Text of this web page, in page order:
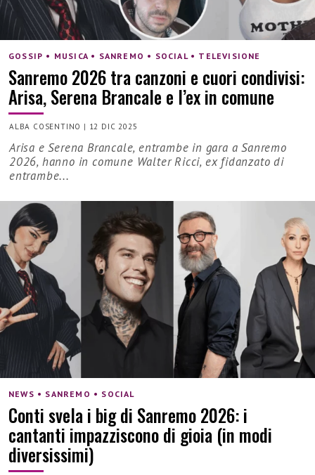
GOSSIP • MUSICA • SANREMO • SOCIAL • TELEVISIONE
Sanremo 2026 tra canzoni e cuori condivisi:
Arisa, Serena Brancale e l’ex in comune
ALBA COSENTINO | 12 DIC 2025
Arisa e Serena Brancale, entrambe in gara a Sanremo
2026, hanno in comune Walter Ricci, ex fidanzato di
entrambe...
NEWS • SANREMO • SOCIAL
Conti svela i big di Sanremo 2026: i
cantanti impazziscono di gioia (in modi
diversissimi)